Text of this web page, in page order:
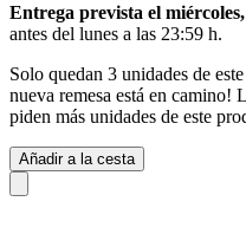
Entrega prevista el
antes del lunes a las 23:59 h.
Solo quedan 3 unidades de
nueva remesa está en camino!
piden más unidades de este
Añadir a la cesta